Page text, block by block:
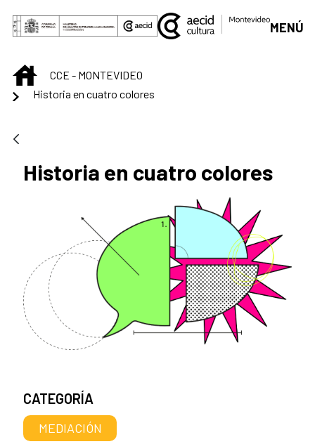
Saltar al contenido principal
MENÚ
INICIOCCE - MONTEVIDEO
Historia en cuatro colores
Historia en cuatro colores
CATEGORÍA
MEDIACIÓN